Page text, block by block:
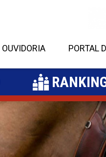
OUVIDORIA PORTAL